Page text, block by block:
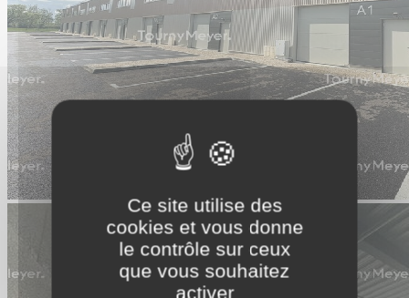
Ce site utilise des
cookies et vous donne
le contrôle sur ceux
que vous souhaitez
activer